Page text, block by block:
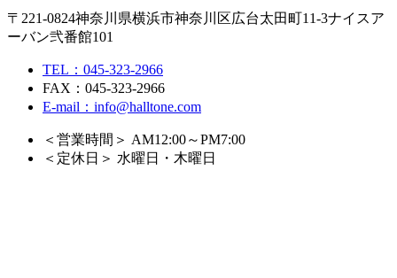
〒221-0824神奈川県横浜市神奈川区広台太田町11-3ナイスア
ーバン弐番館101
TEL：045-323-2966
FAX：045-323-2966
E-mail：info@halltone.com
＜営業時間＞ AM12:00～PM7:00
＜定休日＞ 水曜日・木曜日